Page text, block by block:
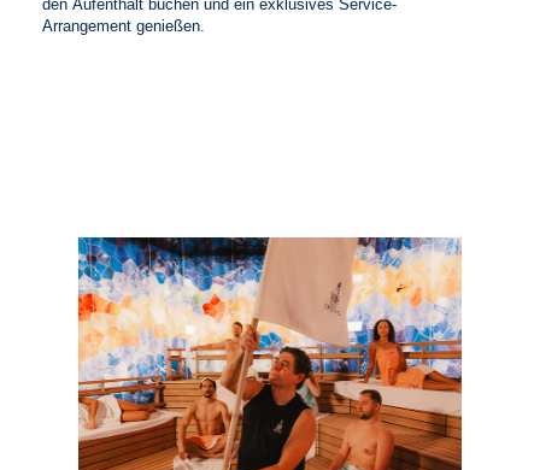
den Aufenthalt buchen und ein exklusives Service-
Arrangement genießen.